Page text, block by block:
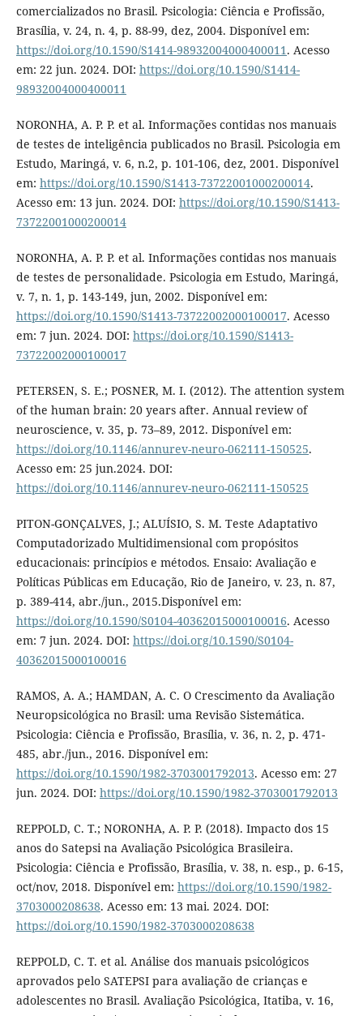
comercializados no Brasil. Psicologia: Ciência e Profissão,
Brasília, v. 24, n. 4, p. 88-99, dez, 2004. Disponível em:
https://doi.org/10.1590/S1414-98932004000400011. Acesso
em: 22 jun. 2024. DOI: https://doi.org/10.1590/S1414-
98932004000400011
NORONHA, A. P. P. et al. Informações contidas nos manuais
de testes de inteligência publicados no Brasil. Psicologia em
Estudo, Maringá, v. 6, n.2, p. 101-106, dez, 2001. Disponível
em: https://doi.org/10.1590/S1413-73722001000200014.
Acesso em: 13 jun. 2024. DOI: https://doi.org/10.1590/S1413-
73722001000200014
NORONHA, A. P. P. et al. Informações contidas nos manuais
de testes de personalidade. Psicologia em Estudo, Maringá,
v. 7, n. 1, p. 143-149, jun, 2002. Disponível em:
https://doi.org/10.1590/S1413-73722002000100017. Acesso
em: 7 jun. 2024. DOI: https://doi.org/10.1590/S1413-
73722002000100017
PETERSEN, S. E.; POSNER, M. I. (2012). The attention system
of the human brain: 20 years after. Annual review of
neuroscience, v. 35, p. 73–89, 2012. Disponível em:
https://doi.org/10.1146/annurev-neuro-062111-150525.
Acesso em: 25 jun.2024. DOI:
https://doi.org/10.1146/annurev-neuro-062111-150525
PITON-GONÇALVES, J.; ALUÍSIO, S. M. Teste Adaptativo
Computadorizado Multidimensional com propósitos
educacionais: princípios e métodos. Ensaio: Avaliação e
Políticas Públicas em Educação, Rio de Janeiro, v. 23, n. 87,
p. 389-414, abr./jun., 2015.Disponível em:
https://doi.org/10.1590/S0104-40362015000100016. Acesso
em: 7 jun. 2024. DOI: https://doi.org/10.1590/S0104-
40362015000100016
RAMOS, A. A.; HAMDAN, A. C. O Crescimento da Avaliação
Neuropsicológica no Brasil: uma Revisão Sistemática.
Psicologia: Ciência e Profissão, Brasília, v. 36, n. 2, p. 471-
485, abr./jun., 2016. Disponível em:
https://doi.org/10.1590/1982-3703001792013. Acesso em: 27
jun. 2024. DOI: https://doi.org/10.1590/1982-3703001792013
REPPOLD, C. T.; NORONHA, A. P. P. (2018). Impacto dos 15
anos do Satepsi na Avaliação Psicológica Brasileira.
Psicologia: Ciência e Profissão, Brasília, v. 38, n. esp., p. 6-15,
oct/nov, 2018. Disponível em: https://doi.org/10.1590/1982-
3703000208638. Acesso em: 13 mai. 2024. DOI:
https://doi.org/10.1590/1982-3703000208638
REPPOLD, C. T. et al. Análise dos manuais psicológicos
aprovados pelo SATEPSI para avaliação de crianças e
adolescentes no Brasil. Avaliação Psicológica, Itatiba, v. 16,